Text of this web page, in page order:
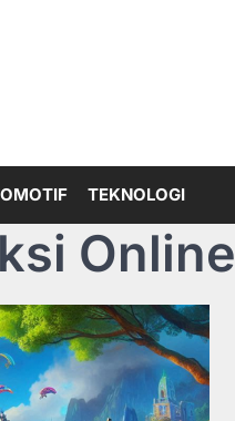
TEKNOLOGI
Online